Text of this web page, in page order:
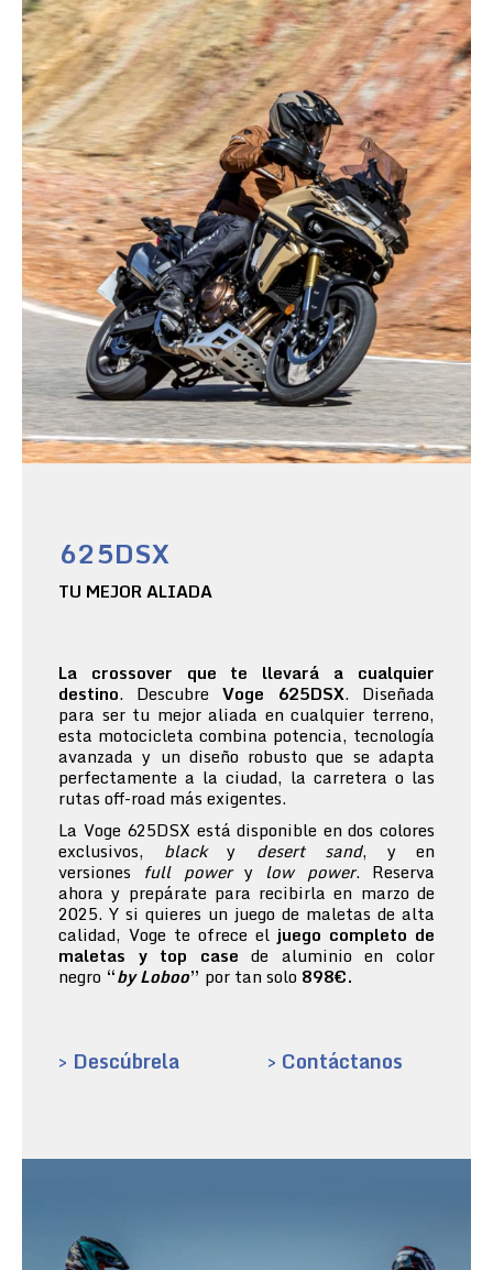
625DSX
TU MEJOR ALIADA
La crossover que te llevará a cualquier
destino. Descubre Voge 625DSX. Diseñada
para ser tu mejor aliada en cualquier terreno,
esta motocicleta combina potencia, tecnología
avanzada y un diseño robusto que se adapta
perfectamente a la ciudad, la carretera o las
rutas off-road más exigentes.
La Voge 625DSX está disponible en dos colores
exclusivos, blacky desert sand, y en
versiones full powery low power. Reserva
ahora y prepárate para recibirla en marzo de
2025. Y si quieres un juego de maletas de alta
calidad, Voge te ofrece el juego completo de
maletas y top case de aluminio en color
negro “by Loboo” por tan solo 898€.
> Descúbrela > Contáctanos